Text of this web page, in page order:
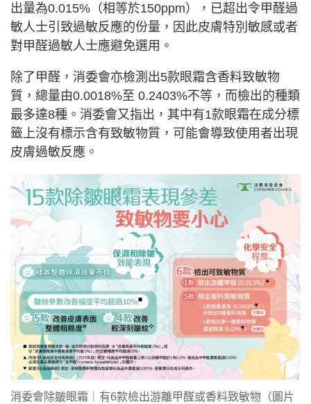
出量為0.015%（相等於150ppm），已超出令甲醛過
敏人士引致過敏反應的份量，因此皮膚特別敏感或者
對甲醛過敏人士應避免選用。
除了甲醛，消委會亦檢測出5款眼霜含香料致敏物
質，總量由0.0018%至 0.2403%不等，而檢出的種類
最多達8種。消委會又指出，其中有1款眼霜在成分標
籤上沒有標示含有致敏物質，可能會導致使用者出現
皮膚過敏反應。
消委會除皺眼霜｜有6款檢出游離甲醛或香料致敏物（圖片